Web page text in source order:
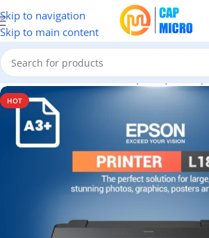
Skip to navigation
Skip to main content
Accueil/INFORMATIQUE/Périphériques/
HOT